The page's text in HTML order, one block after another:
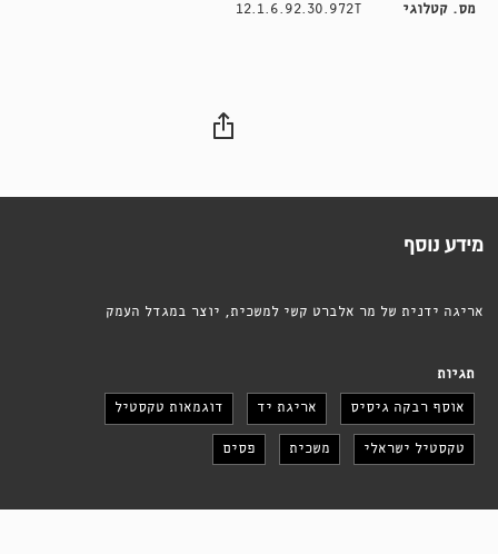
מס. קטלוגי
12.1.6.92.30.972T
מידע נוסף
אריגה ידנית של מר אלברט קשי למשכית, יוצר במגדל העמק
תגיות
אוסף רבקה גיסיס אריגת יד דוגמאות טקסטיל
טקסטיל ישראלי משכית פסים